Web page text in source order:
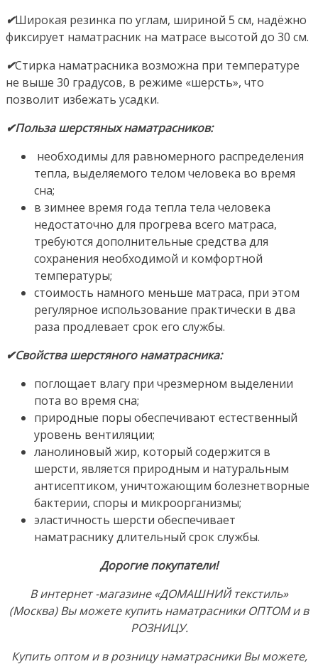
✔Широкая резинка по углам, шириной 5 см, надёжно
фиксирует наматрасник на матрасе высотой до 30 см.
✔Стирка наматрасника возможна при температуре
не выше 30 градусов, в режиме «шерсть», что
позволит избежать усадки.
✔Польза шерстяных наматрасников:
необходимы для равномерного распределения
тепла, выделяемого телом человека во время
сна;
в зимнее время года тепла тела человека
недостаточно для прогрева всего матраса,
требуются дополнительные средства для
сохранения необходимой и комфортной
температуры;
стоимость намного меньше матраса, при этом
регулярное использование практически в два
раза продлевает срок его службы.
✔Свойства шерстяного наматрасника:
поглощает влагу при чрезмерном выделении
пота во время сна;
природные поры обеспечивают естественный
уровень вентиляции;
ланолиновый жир, который содержится в
шерсти, является природным и натуральным
антисептиком, уничтожающим болезнетворные
бактерии, споры и микроорганизмы;
эластичность шерсти обеспечивает
наматраснику длительный срок службы.
Дорогие покупатели!
В интернет -магазине «ДОМАШНИЙ текстиль»
(Москва) Вы можете купить наматрасники ОПТОМ и в
РОЗНИЦУ.
Купить оптом и в розницу наматрасники Вы можете,